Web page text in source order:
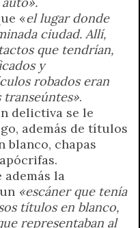
«el lugar donde
ciudad. Allí,
que tendrían,
y
robados eran
transeúntes».
delictiva se le
además de títulos
blanco, chapas
la
«escáner que tenía
títulos en blanco,
representaban al